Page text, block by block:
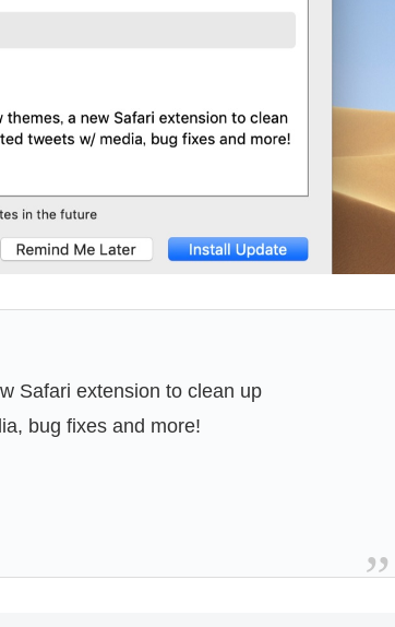
Safari extension to clean up
bug fixes and more!